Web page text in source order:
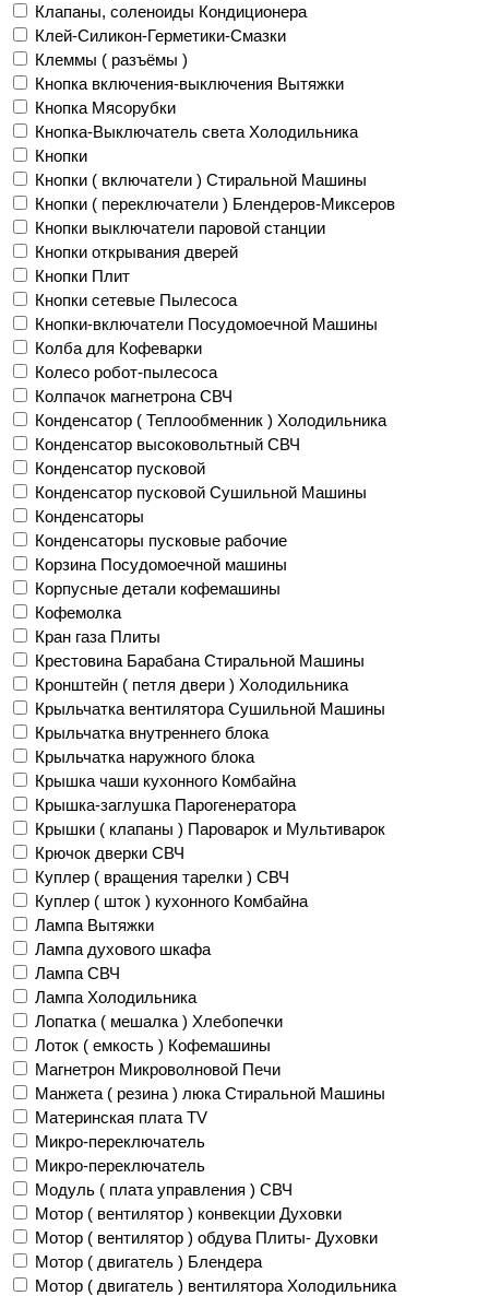
Клапаны, соленоиды Кондиционера
Клей-Силикон-Герметики-Смазки
Клеммы ( разъёмы )
Кнопка включения-выключения Вытяжки
Кнопка Мясорубки
Кнопка-Выключатель света Холодильника
Кнопки
Кнопки ( включатели ) Стиральной Машины
Кнопки ( переключатели ) Блендеров-Миксеров
Кнопки выключатели паровой станции
Кнопки открывания дверей
Кнопки Плит
Кнопки сетевые Пылесоса
Кнопки-включатели Посудомоечной Машины
Колба для Кофеварки
Колесо робот-пылесоса
Колпачок магнетрона СВЧ
Конденсатор ( Теплообменник ) Холодильника
Конденсатор высоковольтный СВЧ
Конденсатор пусковой
Конденсатор пусковой Сушильной Машины
Конденсаторы
Конденсаторы пусковые рабочие
Корзина Посудомоечной машины
Корпусные детали кофемашины
Кофемолка
Кран газа Плиты
Крестовина Барабана Стиральной Машины
Кронштейн ( петля двери ) Холодильника
Крыльчатка вентилятора Сушильной Машины
Крыльчатка внутреннего блока
Крыльчатка наружного блока
Крышка чаши кухонного Комбайна
Крышка-заглушка Парогенератора
Крышки ( клапаны ) Пароварок и Мультиварок
Крючок дверки СВЧ
Куплер ( вращения тарелки ) СВЧ
Куплер ( шток ) кухонного Комбайна
Лампа Вытяжки
Лампа духового шкафа
Лампа СВЧ
Лампа Холодильника
Лопатка ( мешалка ) Хлебопечки
Лоток ( емкость ) Кофемашины
Магнетрон Микроволновой Печи
Манжета ( резина ) люка Стиральной Машины
Материнская плата TV
Микро-переключатель
Микро-переключатель
Модуль ( плата управления ) СВЧ
Мотор ( вентилятор ) конвекции Духовки
Мотор ( вентилятор ) обдува Плиты- Духовки
Мотор ( двигатель ) Блендера
Мотор ( двигатель ) вентилятора Холодильника